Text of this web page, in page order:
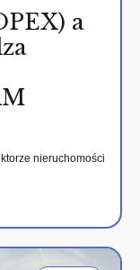
a
nieruchomości